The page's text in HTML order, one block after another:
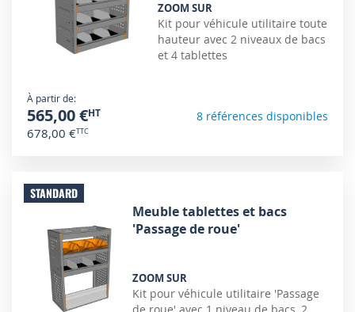
ZOOM SUR
Kit pour véhicule utilitaire toute
hauteur avec 2 niveaux de bacs
et 4 tablettes
À partir de
565,00 €
678,00 €
8 références disponibles
STANDARD
Meuble tablettes et bacs
'Passage de roue'
ZOOM SUR
Kit pour véhicule utilitaire 'Passage